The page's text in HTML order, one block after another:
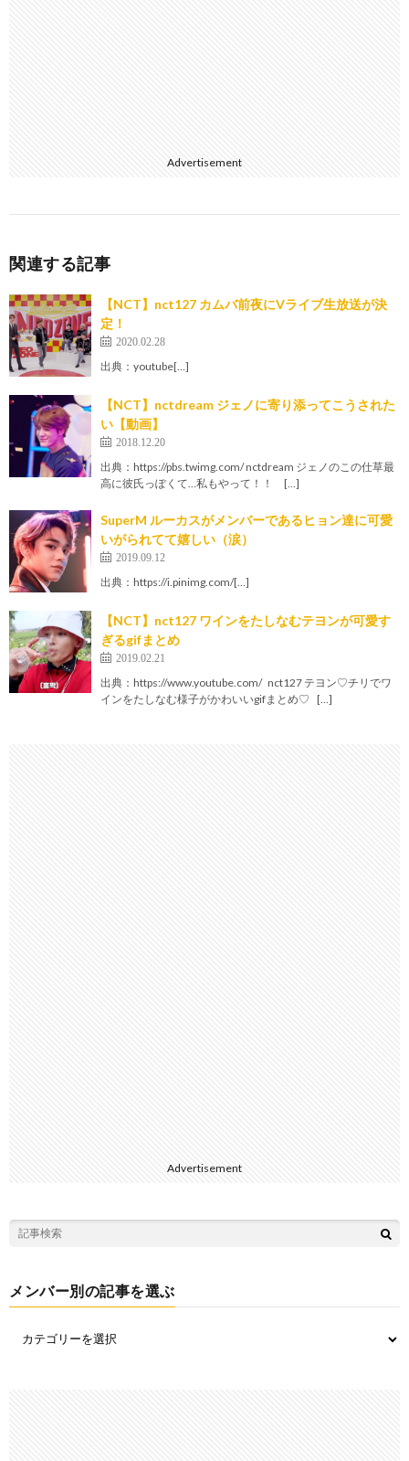
Advertisement
関連する記事
【NCT】nct127 カムバ前夜にVライブ生放送が決
定！
2020.02.28
出典：youtube[…]
【NCT】nctdream ジェノに寄り添ってこうされた
い【動画】
2018.12.20
出典：https://pbs.twimg.com/ nctdream ジェノのこの仕草最
高に彼氏っぽくて…私もやって！！ […]
SuperM ルーカスがメンバーであるヒョン達に可愛
いがられてて嬉しい（涙）
2019.09.12
出典：https://i.pinimg.com/[…]
【NCT】nct127 ワインをたしなむテヨンが可愛す
ぎるgifまとめ
2019.02.21
出典：https://www.youtube.com/ nct127 テヨン♡チリでワ
インをたしなむ様子がかわいいgifまとめ♡ […]
Advertisement
メンバー別の記事を選ぶ